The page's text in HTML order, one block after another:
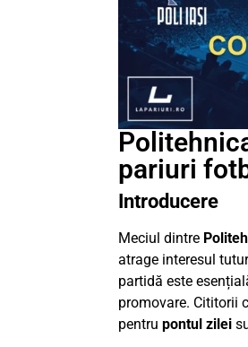
pariuri
Introducere
Meciul dintre
atrage interesul
partidă este
promovare. Cititorii
pentru pontul zilei